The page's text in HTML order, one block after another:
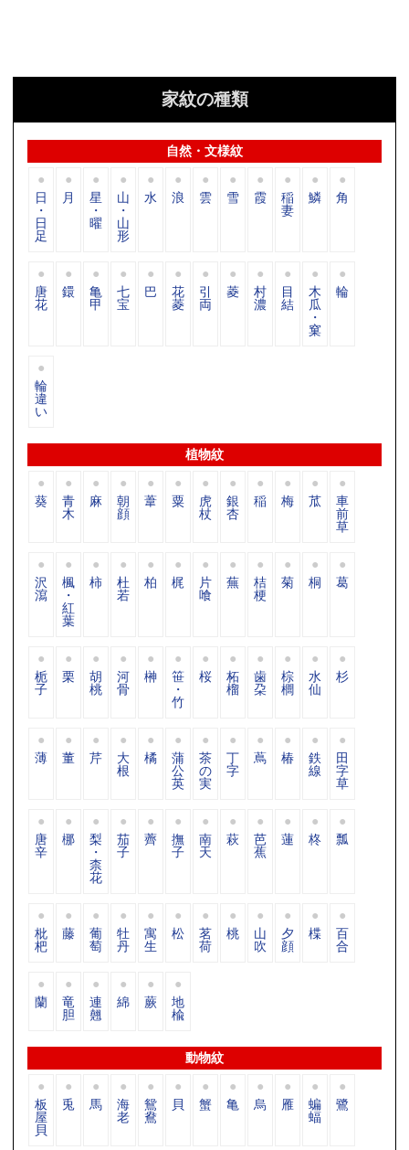
家紋の種類
自然・文様紋
日
・
日
足
月 星
・
曜
山
・
山
形
水 浪 雲 雪 霞 稲
妻
鱗 角
唐
花
鐶 亀
甲
七
宝
巴 花
菱
引
両
菱 村
濃
目
結
木
瓜
・
窠
輪
輪
違
い
植物紋
葵 青
木
麻 朝
顔
葦 粟 虎
杖
銀
杏
稲 梅 苽 車
前
草
沢
瀉
楓
・
紅
葉
柿 杜
若
柏 梶 片
喰
蕪 桔
梗
菊 桐 葛
栀
子
栗 胡
桃
河
骨
榊 笹
・
竹
桜 柘
榴
歯
朶
棕
櫚
水
仙
杉
薄 董 芹 大
根
橘 蒲
公
英
茶
の
実
丁
字
蔦 椿 鉄
線
田
字
草
唐
辛
梛 梨
・
柰
花
茄
子
薺 撫
子
南
天
萩 芭
蕉
蓮 柊 瓢
枇
杷
藤 葡
萄
牡
丹
寓
生
松 茗
荷
桃 山
吹
夕
顔
楪 百
合
蘭 竜
胆
連
翹
綿 蕨 地
楡
動物紋
板
屋
貝
兎 馬 海
老
鴛
鴦
貝 蟹 亀 烏 雁 蝙
蝠
鷺